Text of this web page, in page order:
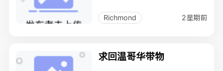
Richmond 2星期前
求回温哥华带物